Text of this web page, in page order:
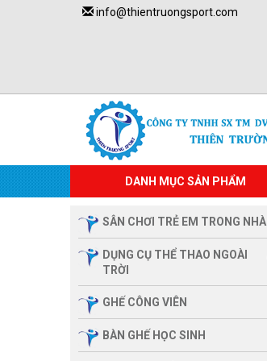
info@thientruongsport.com
DANH MỤC SẢN PHẨM
SÂN CHƠI TRẺ EM TRONG NHÀ
DỤNG CỤ THỂ THAO NGOÀI
TRỜI
GHẾ CÔNG VIÊN
BÀN GHẾ HỌC SINH